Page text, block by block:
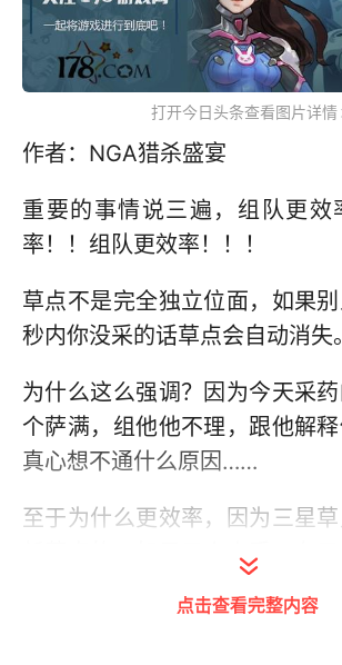
打开今日头条查看图片详情
作者：NGA猎杀盛宴
重要的事情说三遍，组队更效
率！！组队更效率！！！
草点不是完全独立位面，如果
秒内你没采的话草点会自动消失。
为什么这么强调？因为今天采
个萨满，组他他不理，跟他解释
真心想不通什么原因……
至于为什么更效率，因为三星
新草点的，如果五个人采，有三
采到手抖……当然这个只是理论
点击查看完整内容